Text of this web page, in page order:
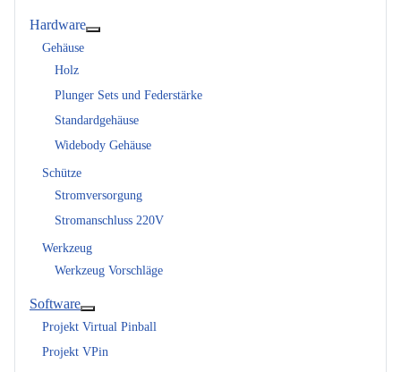
Hardware
Gehäuse
Holz
Plunger Sets und Federstärke
Standardgehäuse
Widebody Gehäuse
Schütze
Stromversorgung
Stromanschluss 220V
Werkzeug
Werkzeug Vorschläge
Software
Projekt Virtual Pinball
Projekt VPin